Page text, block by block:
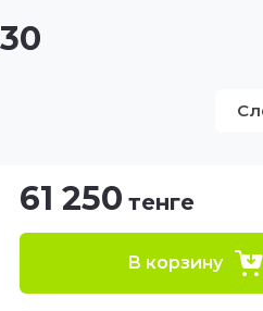
61 250 тенге
В корзину